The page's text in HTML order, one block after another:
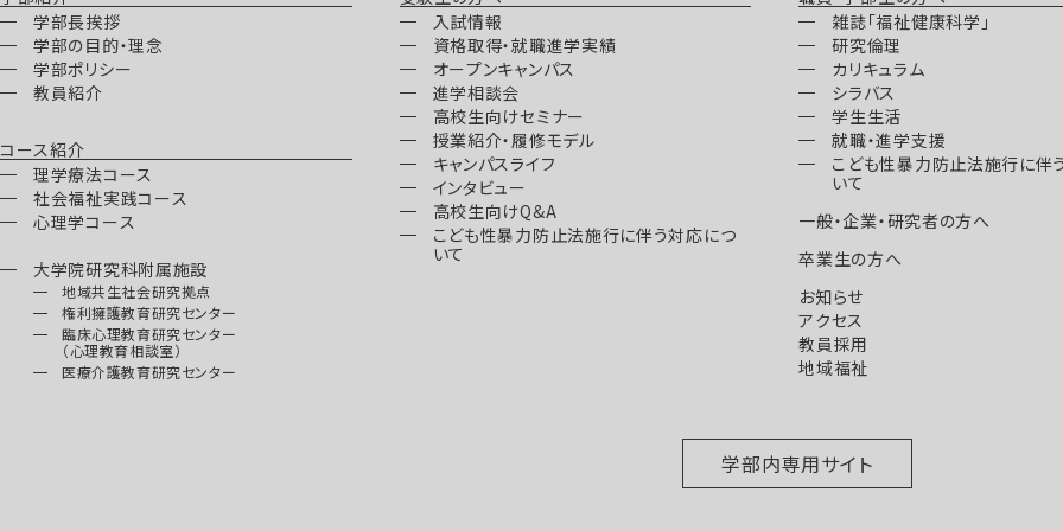
学部長挨拶
学部の目的・理念
学部ポリシー
教員紹介
コース紹介
理学療法コース
社会福祉実践コース
心理学コース
大学院研究科附属施設
地域共生社会研究拠点
権利擁護教育研究センター
臨床心理教育研究センター
（心理教育相談室）
医療介護教育研究センター
入試情報
資格取得・就職進学実績
オープンキャンパス
進学相談会
高校生向けセミナー
授業紹介・履修モデル
キャンパスライフ
インタビュー
高校生向けQ&A
こども性暴力防止法施行に伴う対応につ
いて
雑誌「福祉健康科学」
研究倫理
カリキュラム
シラバス
学生生活
就職・進学支援
こども性暴力防止法施行に伴
いて
一般・企業・研究者の方へ
卒業生の方へ
お知らせ
アクセス
教員採用
地域福祉
学部内専用サイト